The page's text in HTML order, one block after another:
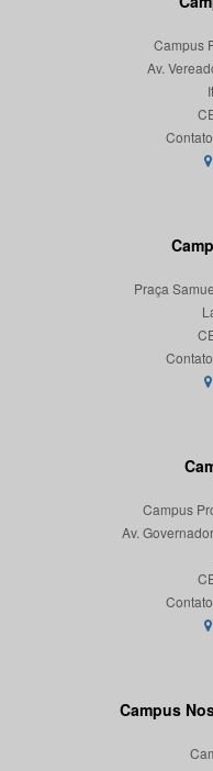
Campus
Av.
Praça
Campus
Av.
Campus